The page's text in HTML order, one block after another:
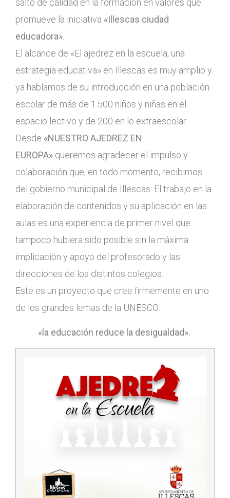
salto de calidad en la formación en valores que
promueve la iniciativa «Illescas ciudad
educadora».
El alcance de «El ajedrez en la escuela, una
estrategia educativa» en Illescas es muy amplio y
ya hablamos de su introducción en una población
escolar de más de 1.500 niños y niñas en el
espacio lectivo y de 200 en lo extraescolar.
Desde «NUESTRO AJEDREZ EN
EUROPA» queremos agradecer el impulso y
colaboración que, en todo momento, recibimos
del gobierno municipal de Illescas. El trabajo en la
elaboración de contenidos y su aplicación en las
aulas es una experiencia de primer nivel que
tampoco hubiera sido posible sin la máxima
implicación y apoyo del profesorado y las
direcciones de los distintos colegios.
Este es un proyecto que cree firmemente en uno
de los grandes lemas de la UNESCO:
«la educación reduce la desigualdad».